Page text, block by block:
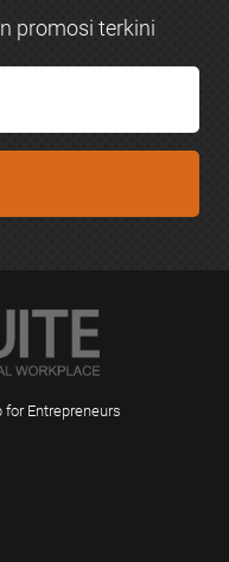
promosi terkini
Entrepreneurs